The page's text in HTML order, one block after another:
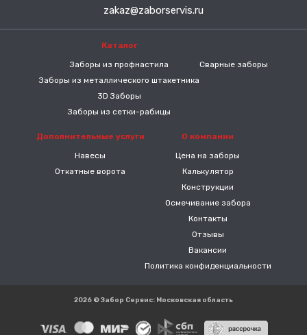
zakaz@zaborservis.ru
Каталог
Заборы из профнастила
Заборы из металлического штакетника
3D Заборы
Заборы из сетки-рабицы
Сварные заборы
Дополнительные услуги
Навесы
Откатные ворота
О компании
Цена на заборы
Калькулятор
Конструкции
Осмечивание забора
Контакты
Отзывы
Вакансии
Политика конфиденциальности
2026 © Забор Сервис: Московская область